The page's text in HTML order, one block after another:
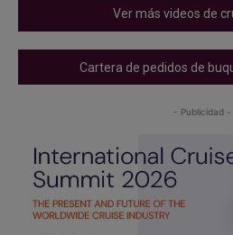
Ver más videos de
Cartera de pedidos de
- Publicidad -